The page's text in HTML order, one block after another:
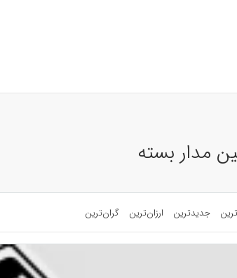
مدار بسته
جدیدترین ارزان‌ترین گران‌ترین